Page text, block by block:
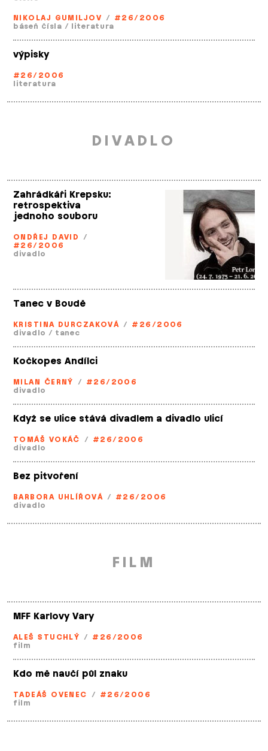
NIKOLAJ GUMILJOV / #26/2006
báseň čísla / literatura
výpisky
#26/2006
literatura
DIVADLO
Zahrádkáři Krepsku:
retrospektiva
jednoho souboru
ONDŘEJ DAVID /
#26/2006
divadlo
Tanec v Boudě
KRISTINA DURCZAKOVÁ / #26/2006
divadlo / tanec
Kočkopes Andílci
MILAN ČERNÝ / #26/2006
divadlo
Když se ulice stává divadlem a divadlo ulicí
TOMÁŠ VOKÁČ / #26/2006
divadlo
Bez pitvoření
BARBORA UHLÍŘOVÁ / #26/2006
divadlo
FILM
MFF Karlovy Vary
ALEŠ STUCHLÝ / #26/2006
film
Kdo mě naučí půl znaku
TADEÁŠ OVENEC / #26/2006
film